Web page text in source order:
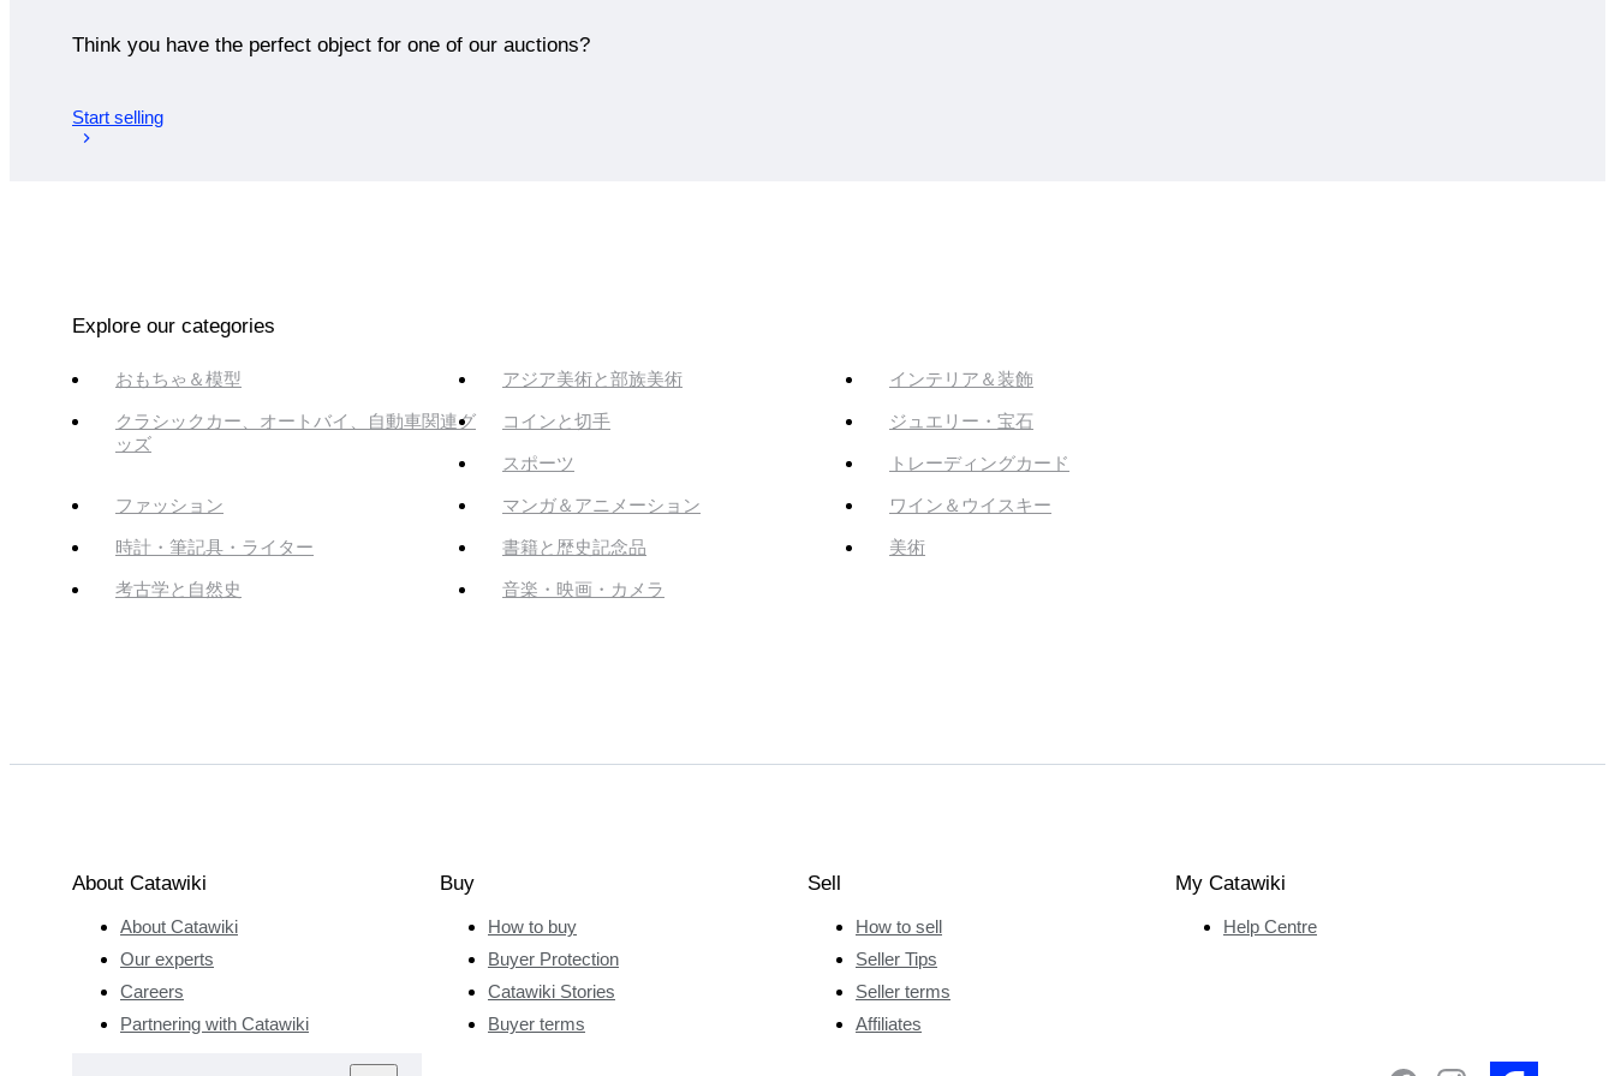
Think you have the perfect object for one of our auctions?
Start selling
Explore our categories
おもちゃ＆模型 アジア美術と部族美術 インテリア＆装飾
クラシックカー、オートバイ、自動車関連グ
ッズ
コインと切手 ジュエリー・宝石
スポーツ トレーディングカード
ファッション マンガ＆アニメーション ワイン＆ウイスキー
時計・筆記具・ライター 書籍と歴史記念品 美術
考古学と自然史 音楽・映画・カメラ
About Catawiki
About Catawiki
Our experts
Careers
Partnering with Catawiki
Buy
How to buy
Buyer Protection
Catawiki Stories
Buyer terms
Sell
How to sell
Seller Tips
Seller terms
Affiliates
My Catawiki
Help Centre